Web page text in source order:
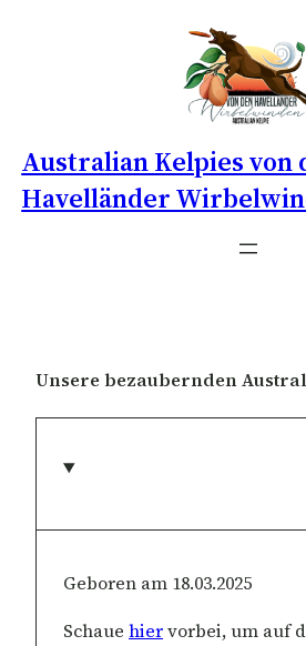
Australian Kelpies von
Havelländer
Unsere bezaubernden
Geboren am 18.03.2025
Schaue hiervorbei, um auf